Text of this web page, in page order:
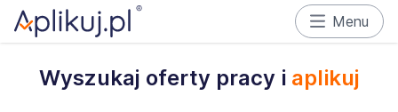
Menu
Wyszukaj oferty pracy i aplikuj